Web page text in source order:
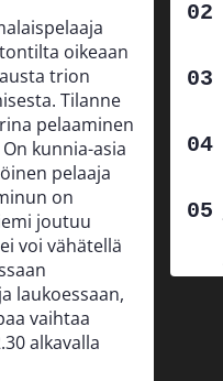
oikeaan
trion
Tilanne
pelaaminen
kunnia-asia
pelaaja
on
joutuu
voi vähätellä
laukoessaan,
vaihtaa
alkavalla